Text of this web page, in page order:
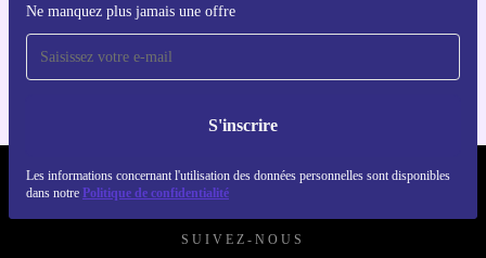
Ne manquez plus jamais une offre
S'inscrire
Les informations concernant l'utilisation des données personnelles sont disponibles
dans notre Politique de confidentialité
Téléchargez l'application refurbed
Pour iOS et Android
REFURBED FRANCE - RETHINK NEW.
SUIVEZ-NOUS